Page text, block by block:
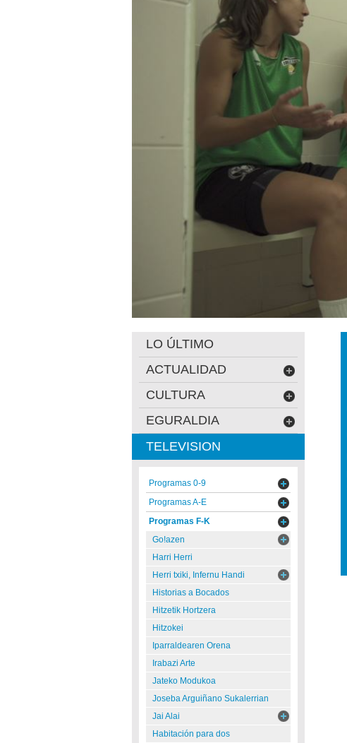
LO ÚLTIMO
ACTUALIDAD
CULTURA
EGURALDIA
TELEVISION
Programas 0-9
Programas A-E
Programas F-K
Go!azen
Harri Herri
Herri txiki, Infernu Handi
Historias a Bocados
Hitzetik Hortzera
Hitzokei
Iparraldearen Orena
Irabazi Arte
Jateko Modukoa
Joseba Arguiñano Sukalerrian
Jai Alai
Habitación para dos